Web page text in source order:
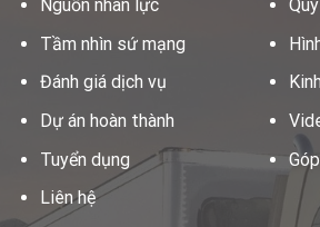
Nguồn nhân lực
Tầm nhìn sứ mạng
Đánh giá dịch vụ
Dự án hoàn thành
Tuyển dụng
Liên hệ